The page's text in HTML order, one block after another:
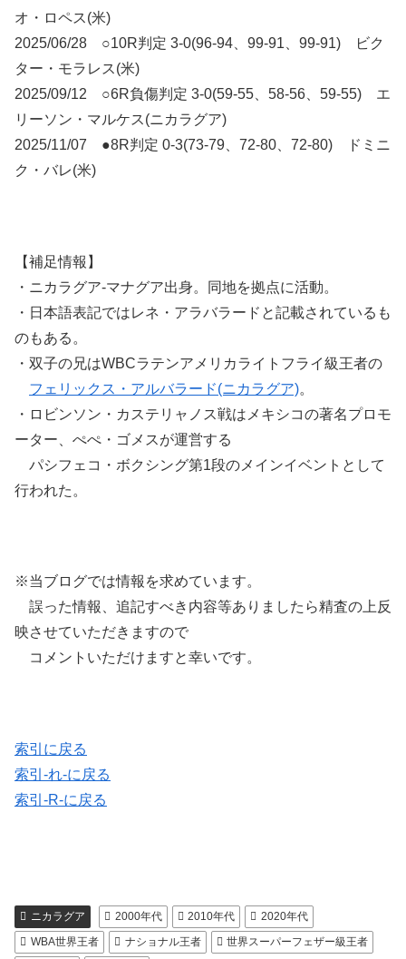
オ・ロペス(米)
2025/06/28 ○10R判定 3-0(96-94、99-91、99-91) ビク
ター・モラレス(米)
2025/09/12 ○6R負傷判定 3-0(59-55、58-56、59-55) エ
リーソン・マルケス(ニカラグア)
2025/11/07 ●8R判定 0-3(73-79、72-80、72-80) ドミニ
ク・バレ(米)
【補足情報】
・ニカラグア-マナグア出身。同地を拠点に活動。
・日本語表記ではレネ・アラバラードと記載されているも
のもある。
・双子の兄はWBCラテンアメリカライトフライ級王者の
フェリックス・アルバラード(ニカラグア)。
・ロビンソン・カステリャノス戦はメキシコの著名プロモ
ーター、ぺぺ・ゴメスが運営する
パシフェコ・ボクシング第1段のメインイベントとして
行われた。
※当ブログでは情報を求めています。
誤った情報、追記すべき内容等ありましたら精査の上反
映させていただきますので
コメントいただけますと幸いです。
索引に戻る
索引-れ-に戻る
索引-R-に戻る
ニカラグア 2000年代 2010年代
2020年代
WBA世界王者
ナショナル王者
世界スーパーフェザー級王者